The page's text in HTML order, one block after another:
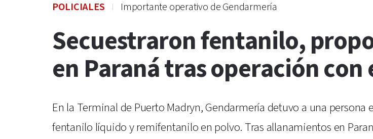
POLICIALES Importante operativo de Gendarmería
Secuestraron fentanilo,
en Paraná tras operación
En la Terminal de Puerto Madryn, Gendarmería detuvo a una
fentanilo líquido y remifentanilo en polvo. Tras allanamientos en